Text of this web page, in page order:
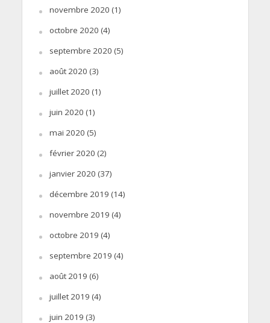
novembre 2020 (1)
octobre 2020 (4)
septembre 2020 (5)
août 2020 (3)
juillet 2020 (1)
juin 2020 (1)
mai 2020 (5)
février 2020 (2)
janvier 2020 (37)
décembre 2019 (14)
novembre 2019 (4)
octobre 2019 (4)
septembre 2019 (4)
août 2019 (6)
juillet 2019 (4)
juin 2019 (3)